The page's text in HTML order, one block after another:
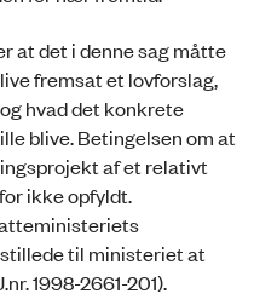
at det i denne sag måtte
fremsat et lovforslag,
hvad det konkrete
blive. Betingelsen om at
af et relativt
ikke opfyldt.
til ministeriet at
1998-2661-201).